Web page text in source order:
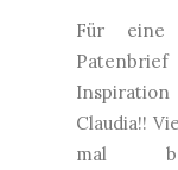
Für eine
Claudia!!
mal